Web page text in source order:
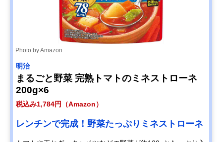
Photo by Amazon
明治
まるごと野菜 完熟トマトのミネストローネ
200g×6
税込み1,784円（Amazon）
レンチンで完成！野菜たっぷりミネストローネ